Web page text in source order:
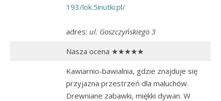
193/lok.5inutki.pl/
adres: ul. Goszczyńskiego 3
Nasza ocena ★★★★★
Kawiarnio-bawialnia, gdzie znajduje się
przyjazna przestrzeń dla maluchów.
Drewniane zabawki, miękki dywan. W